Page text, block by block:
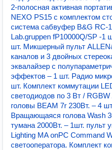
2-полосная активная
NEXO PS15 с комплектом
система сабвуфер B&G RC-
Lab.gruppen fP10000Q/SP -1
шт. Микшерный пульт
каналов и 3 двойных
эквалайзер с
эффектов – 1 шт. Радио
шт. Комплект коммутации
светодиодов по 3 Вт /
головы BEAM 7r 230Вт. – 4
Вращающаяся голова Wash
тумана 2000Вт. – 1шт. пульт
Lighting MA onPC Command
светооператора. Комплект